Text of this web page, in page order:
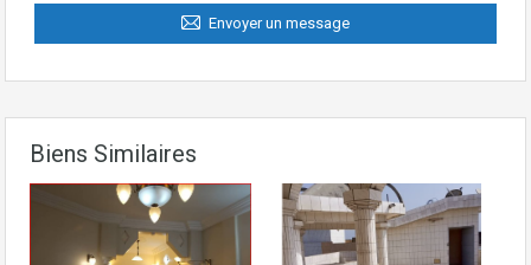
Envoyer un message
Biens Similaires